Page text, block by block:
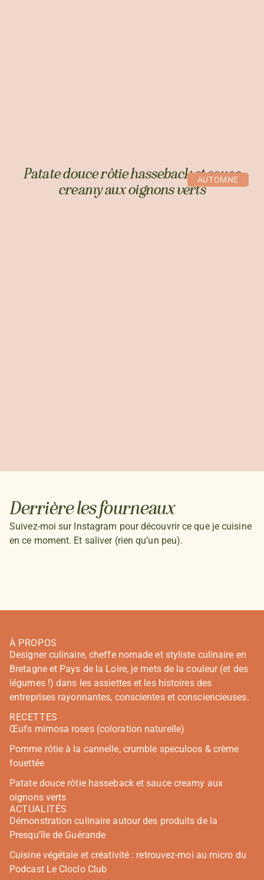
AUTOMNE
Patate douce rôtie hasseback et sauce
creamy aux oignons verts
Derrière les fourneaux
Suivez-moi sur Instagram pour découvrir ce que je cuisine
en ce moment. Et saliver (rien qu’un peu).
À PROPOS
Designer culinaire, cheffe nomade et styliste culinaire en
Bretagne et Pays de la Loire, je mets de la couleur (et des
légumes !) dans les assiettes et les histoires des
entreprises rayonnantes, conscientes et consciencieuses.
RECETTES
Œufs mimosa roses (coloration naturelle)
Pomme rôtie à la cannelle, crumble speculoos & crème
fouettée
Patate douce rôtie hasseback et sauce creamy aux
oignons verts
ACTUALITÉS
Démonstration culinaire autour des produits de la
Presqu’île de Guérande
Cuisine végétale et créativité : retrouvez-moi au micro du
Podcast Le Cloclo Club